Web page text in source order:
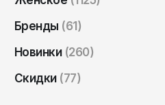
Бренды (61)
Новинки (260)
Скидки (77)
Элиста
Южно-Сахалинск
Якутск